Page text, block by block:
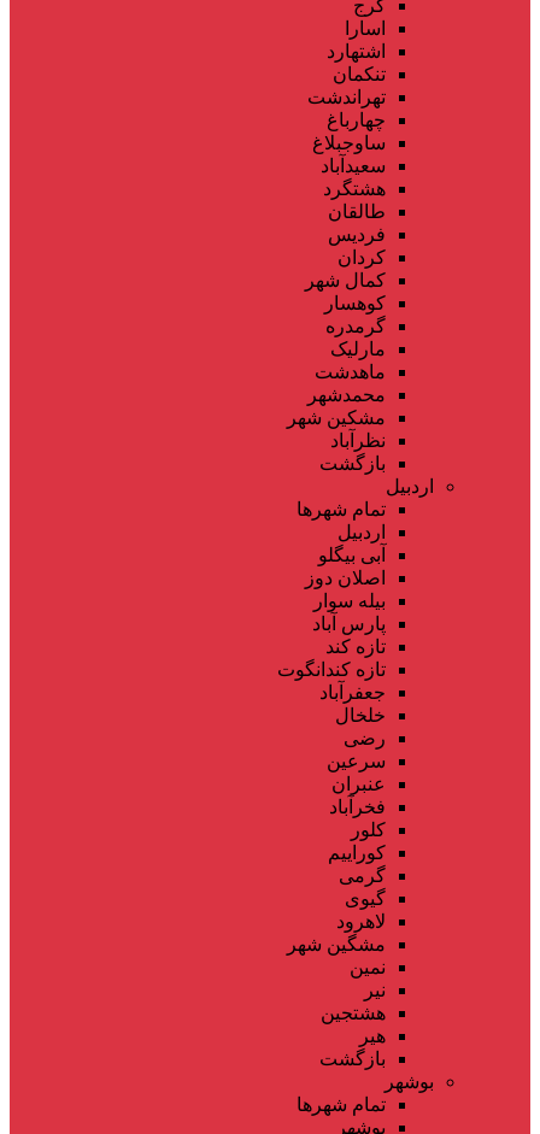
کرج
اسارا
اشتهارد
تنکمان
تهراندشت
چهارباغ
ساوجبلاغ
سعیدآباد
هشتگرد
طالقان
فردیس
کردان
کمال شهر
کوهسار
گرمدره
مارلیک
ماهدشت
محمدشهر
مشکین شهر
نظرآباد
بازگشت
اردبیل
تمام شهر‌ها
اردبیل
آبی بیگلو
اصلان دوز
بیله سوار
پارس آباد
تازه کند
تازه کندانگوت
جعفرآباد
خلخال
رضی
سرعین
عنبران
فخرآباد
کلور
کوراییم
گرمی
گیوی
لاهرود
مشگین شهر
نمین
نیر
هشتجین
هیر
بازگشت
بوشهر
تمام شهر‌ها
بوشهر